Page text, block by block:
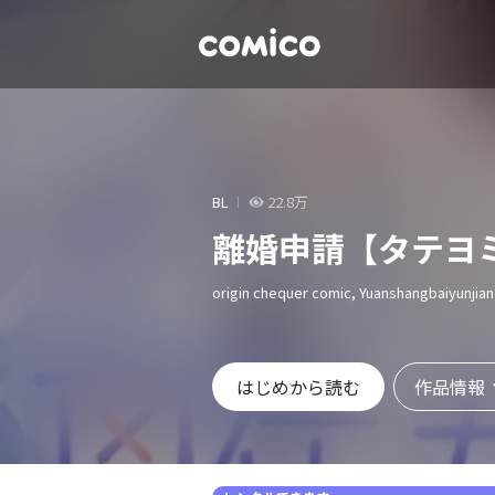
BL 22.8万
離婚申請【タテヨ
origin chequer comic, Yuanshangbaiyunjian
はじめから読む 作品情報